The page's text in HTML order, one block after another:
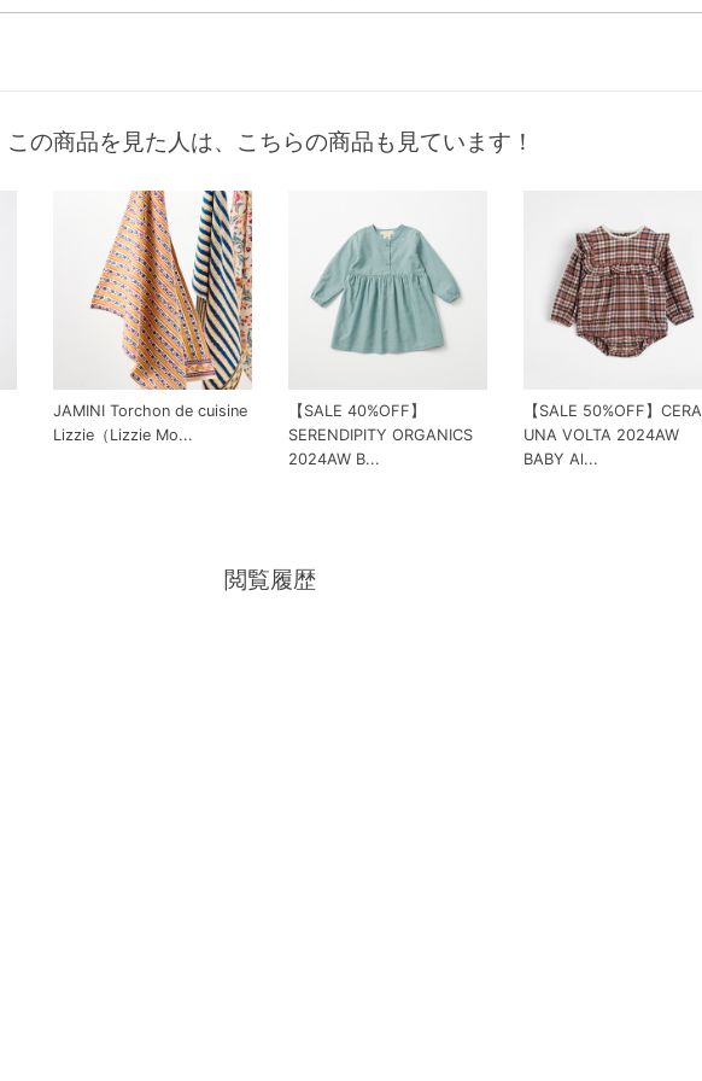
この商品を見た人は、こちらの商品も見ています！
JAMINI Torchon de cuisine
Lizzie（Lizzie Mo...
【SALE 40%OFF】
SERENDIPITY ORGANICS
2024AW B...
【SALE 50%OFF】CERA
UNA VOLTA 2024AW
BABY Al...
閲覧履歴